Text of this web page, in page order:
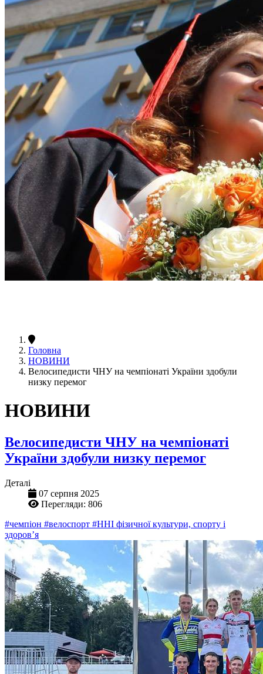
Головна
НОВИНИ
Велосипедисти ЧНУ на чемпіонаті України здобули
низку перемог
НОВИНИ
Велосипедисти ЧНУ на чемпіонаті
України здобули низку перемог
Деталі
07 серпня 2025
Перегляди: 806
#чемпіон #велоспорт #ННІ фізичної культури, спорту і
здоровʼя